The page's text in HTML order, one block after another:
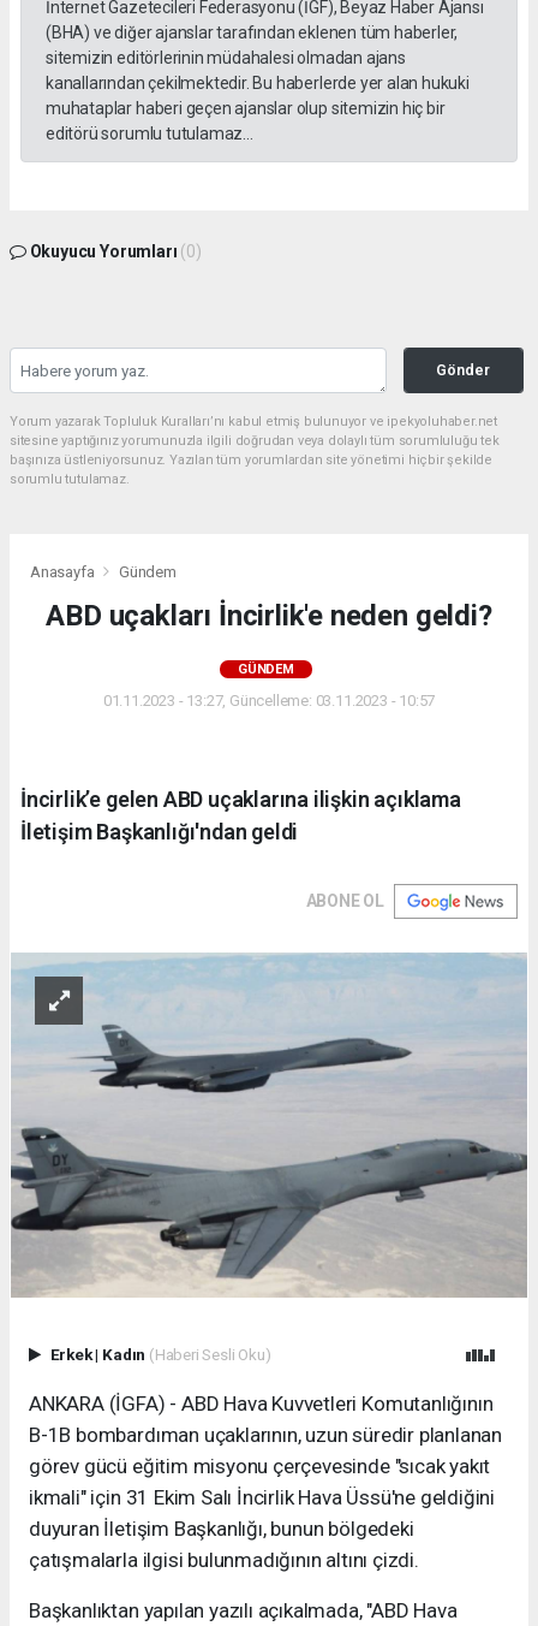
İnternet Gazetecileri Federasyonu (İGF), Beyaz Haber Ajansı
(BHA) ve diğer ajanslar tarafından eklenen tüm haberler,
sitemizin editörlerinin müdahalesi olmadan ajans
kanallarından çekilmektedir. Bu haberlerde yer alan hukuki
muhataplar haberi geçen ajanslar olup sitemizin hiç bir
editörü sorumlu tutulamaz...
Okuyucu Yorumları (0)
Gönder
Yorum yazarak Topluluk Kuralları’nı kabul etmiş bulunuyor ve ipekyoluhaber.net
sitesine yaptığınız yorumunuzla ilgili doğrudan veya dolaylı tüm sorumluluğu tek
başınıza üstleniyorsunuz. Yazılan tüm yorumlardan site yönetimi hiçbir şekilde
sorumlu tutulamaz.
Anasayfa Gündem
ABD uçakları İncirlik'e neden geldi?
GÜNDEM
01.11.2023 - 13:27, Güncelleme: 03.11.2023 - 10:57
İncirlik’e gelen ABD uçaklarına ilişkin açıklama
İletişim Başkanlığı'ndan geldi
ABONE OL
Erkek| Kadın (Haberi Sesli Oku)
ANKARA (İGFA) - ABD Hava Kuvvetleri Komutanlığının
B-1B bombardıman uçaklarının, uzun süredir planlanan
görev gücü eğitim misyonu çerçevesinde "sıcak yakıt
ikmali" için 31 Ekim Salı İncirlik Hava Üssü'ne geldiğini
duyuran İletişim Başkanlığı, bunun bölgedeki
çatışmalarla ilgisi bulunmadığının altını çizdi.
Başkanlıktan yapılan yazılı açıkalmada, "ABD Hava